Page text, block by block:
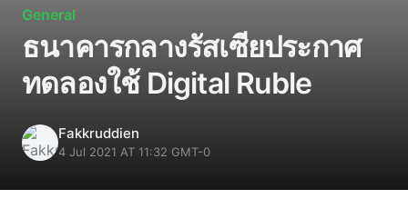
General
ธนาคารกลางรัสเซียประกาศ
ทดลองใช้ Digital Ruble
Fakkruddien
4 Jul 2021 AT 11:32 GMT-0